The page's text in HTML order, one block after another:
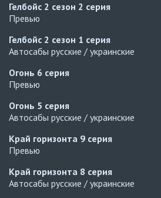
Гелбойс 2 сезон 2 серия
Превью
Гелбойс 2 сезон 1 серия
Автосабы русские / украинские
Огонь 6 серия
Превью
Огонь 5 серия
Автосабы русские / украинские
Край горизонта 9 серия
Превью
Край горизонта 8 серия
Автосабы русские / украинские